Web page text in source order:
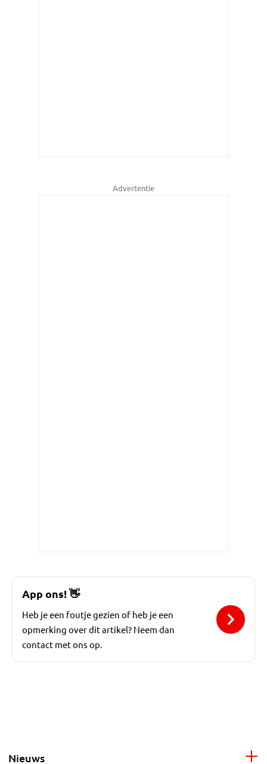
Advertentie
App ons!👋
Heb je een foutje gezien of heb je een
opmerking over dit artikel? Neem dan
contact met ons op.
Nieuws